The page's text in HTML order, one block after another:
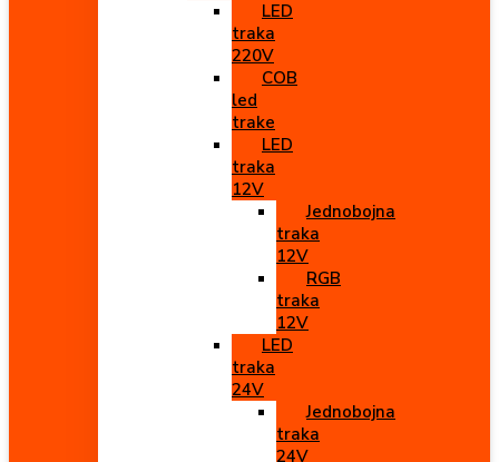
LED
traka
220V
COB
led
trake
LED
traka
12V
Jednobojna
traka
12V
RGB
traka
12V
LED
traka
24V
Jednobojna
traka
24V